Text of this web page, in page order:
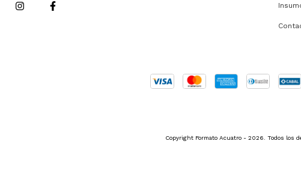
Copyright Formato Acuatro - 2026. Todos los